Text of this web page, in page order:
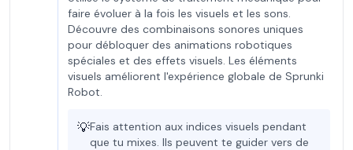
faire évoluer à la fois les visuels et les sons.
Découvre des combinaisons sonores uniques
pour débloquer des animations robotiques
spéciales et des effets visuels. Les éléments
visuels améliorent l'expérience globale de Sprunki
Robot.
💡Fais attention aux indices visuels pendant
que tu mixes. Ils peuvent te guider vers de